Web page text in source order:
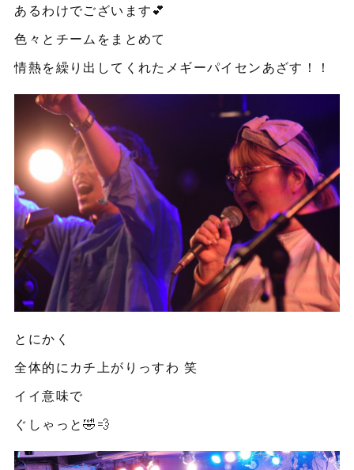
あるわけでございます💕
色々とチームをまとめて
情熱を繰り出してくれたメギーパイセンあざす！！
とにかく
全体的にカチ上がりっすわ 笑
イイ意味で
ぐしゃっと🤣💨